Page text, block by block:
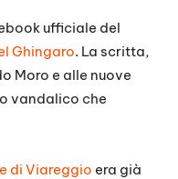
ufficiale del
Ghingaro. La scritta,
Moro e alle nuove
vandalico che
di Viareggio era già